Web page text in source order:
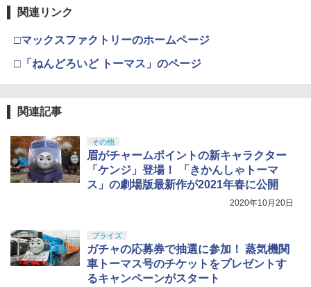
関連リンク
□マックスファクトリーのホームページ
□「ねんどろいど トーマス」のページ
関連記事
その他
眉がチャームポイントの新キャラクター
「ケンジ」登場！ 「きかんしゃトーマ
ス」の劇場版最新作が2021年春に公開
2020年10月20日
プライズ
ガチャの応募券で抽選に参加！ 蒸気機関
車トーマス号のチケットをプレゼントす
るキャンペーンがスタート